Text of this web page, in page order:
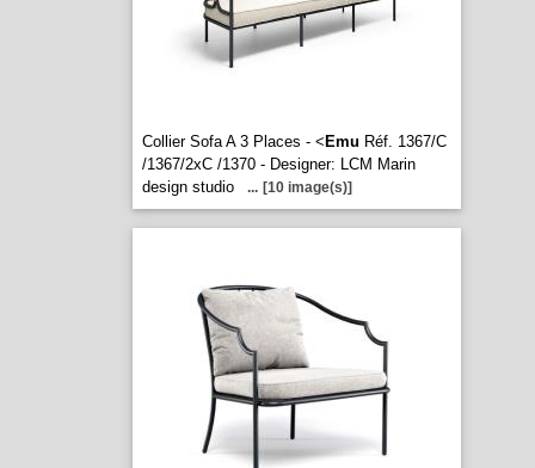
Collier Sofa A 3 Places - < Emu Réf. 1367/C
/1367/2xC /1370 - Designer: LCM Marin
design studio
... [10 image(s)]